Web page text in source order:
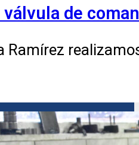
válvula de
Ramírez